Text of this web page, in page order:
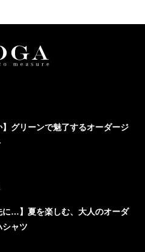
】グリーンで魅了するオーダージ
に…】夏を楽しむ、大人のオーダ
シャツ